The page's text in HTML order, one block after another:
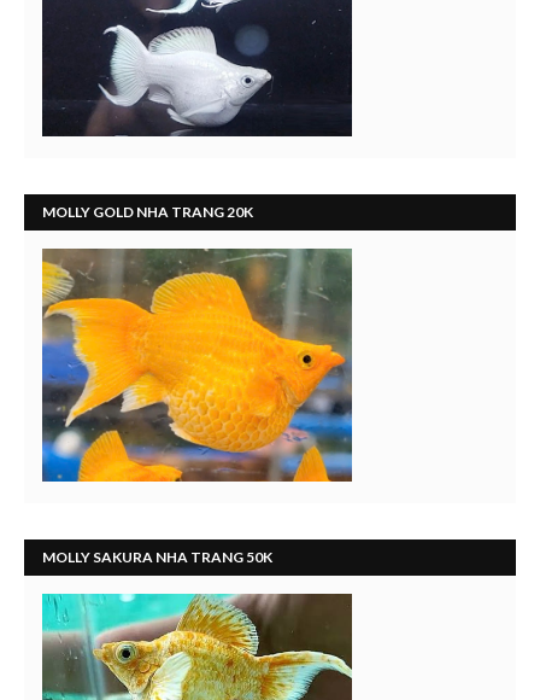
MOLLY GOLD NHA TRANG 20K
MOLLY SAKURA NHA TRANG 50K